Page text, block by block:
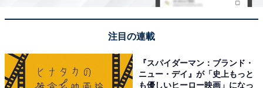
注目の連載
『スパイダーマン：ブランド・
ニュー・デイ』が「史上もっと
も優しいヒーロー映画」になっ